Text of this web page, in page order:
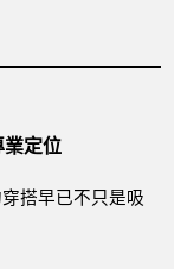
業定位
搭早已不只是吸